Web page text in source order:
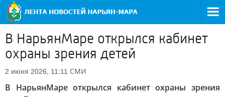
В НарьянМаре открылся кабинет
охраны зрения детей
2 июня 2026, 11:11 СМИ
В НарьянМаре открылся кабинет охраны зрения